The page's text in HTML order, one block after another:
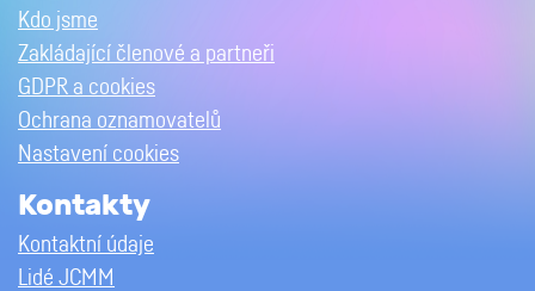
Kdo jsme
Zakládající členové a partneři
GDPR a cookies
Ochrana oznamovatelů
Nastavení cookies
Kontakty
Kontaktní údaje
Lidé JCMM